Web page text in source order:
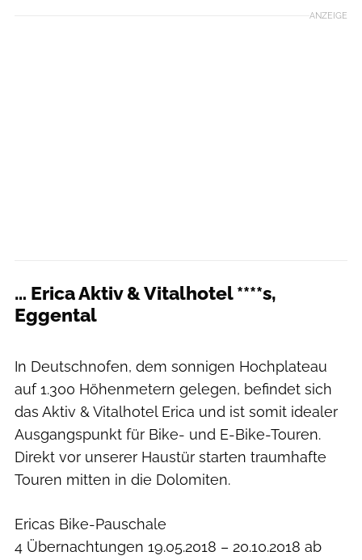
ANZEIGE
… Erica Aktiv & Vitalhotel ****s,
Eggental
In Deutschnofen, dem sonnigen Hochplateau
auf 1.300 Höhenmetern gelegen, befindet sich
das Aktiv & Vitalhotel Erica und ist somit idealer
Ausgangspunkt für Bike- und E-Bike-Touren.
Direkt vor unserer Haustür starten traumhafte
Touren mitten in die Dolomiten.
Ericas Bike-Pauschale
4 Übernachtungen 19.05.2018 – 20.10.2018 ab